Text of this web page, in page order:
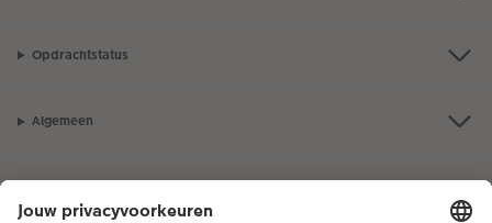
Opdrachtstatus
Algemeen